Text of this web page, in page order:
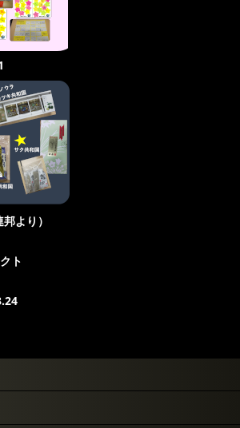
より）
ト